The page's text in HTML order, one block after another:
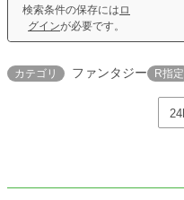
検索条件の保存には ロ
グインが必要です。
カテゴリ ファンタジー R指定